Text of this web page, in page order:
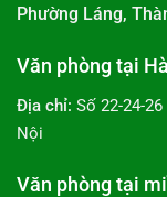
Phường Láng,
Văn phòng tại
Địa chỉ: Số 22-24-
Nội
Văn phòng tại